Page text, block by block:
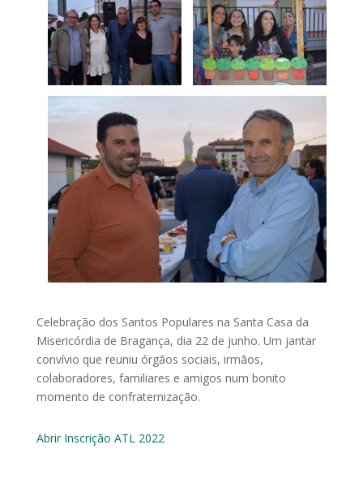
Celebração dos Santos Populares na Santa Casa da
Misericórdia de Bragança, dia 22 de junho. Um jantar
convívio que reuniu órgãos sociais, irmãos,
colaboradores, familiares e amigos num bonito
momento de confraternização.
Abrir Inscrição ATL 2022